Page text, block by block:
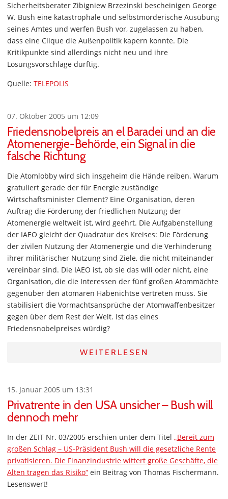
Sicherheitsberater Zibigniew Brzezinski bescheinigen George
W. Bush eine katastrophale und selbstmörderische Ausübung
seines Amtes und werfen Bush vor, zugelassen zu haben,
dass eine Clique die Außenpolitik kapern konnte. Die
Kritikpunkte sind allerdings nicht neu und ihre
Lösungsvorschläge dürftig.
Quelle: TELEPOLIS
07. Oktober 2005 um 12:09
Friedensnobelpreis an el Baradei und an die
Atomenergie-Behörde, ein Signal in die
falsche Richtung
Die Atomlobby wird sich insgeheim die Hände reiben. Warum
gratuliert gerade der für Energie zuständige
Wirtschaftsminister Clement? Eine Organisation, deren
Auftrag die Förderung der friedlichen Nutzung der
Atomenergie weltweit ist, wird geehrt. Die Aufgabenstellung
der IAEO gleicht der Quadratur des Kreises: Die Förderung
der zivilen Nutzung der Atomenergie und die Verhinderung
ihrer militärischer Nutzung sind Ziele, die nicht miteinander
vereinbar sind. Die IAEO ist, ob sie das will oder nicht, eine
Organisation, die die Interessen der fünf großen Atommächte
gegenüber den atomaren Habenichtse vertreten muss. Sie
stabilisiert die Vormachtsansprüche der Atomwaffenbesitzer
gegen über dem Rest der Welt. Ist das eines
Friedensnobelpreises würdig?
WEITERLESEN
15. Januar 2005 um 13:31
Privatrente in den USA unsicher – Bush will
dennoch mehr
In der ZEIT Nr. 03/2005 erschien unter dem Titel „Bereit zum
großen Schlag – US-Präsident Bush will die gesetzliche Rente
privatisieren. Die Finanzindustrie wittert große Geschäfte, die
Alten tragen das Risiko“ ein Beitrag von Thomas Fischermann.
Lesenswert!